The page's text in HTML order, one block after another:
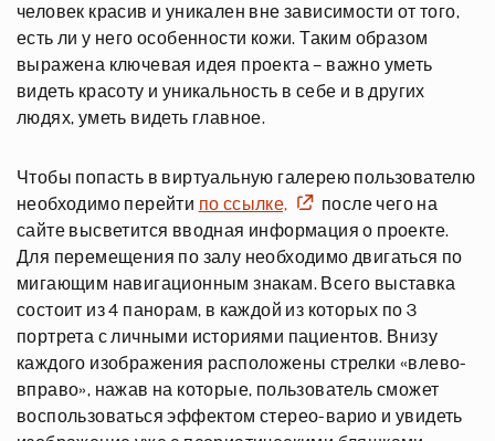
человек красив и уникален вне зависимости от того,
есть ли у него особенности кожи. Таким образом
выражена ключевая идея проекта – важно уметь
видеть красоту и уникальность в себе и в других
людях, уметь видеть главное.
Чтобы попасть в виртуальную галерею пользователю
необходимо перейти по ссылке,
после чего на
сайте высветится вводная информация о проекте.
Для перемещения по залу необходимо двигаться по
мигающим навигационным знакам. Всего выставка
состоит из 4 панорам, в каждой из которых по 3
портрета с личными историями пациентов. Внизу
каждого изображения расположены стрелки «влево-
вправо», нажав на которые, пользователь сможет
воспользоваться эффектом стерео-варио и увидеть